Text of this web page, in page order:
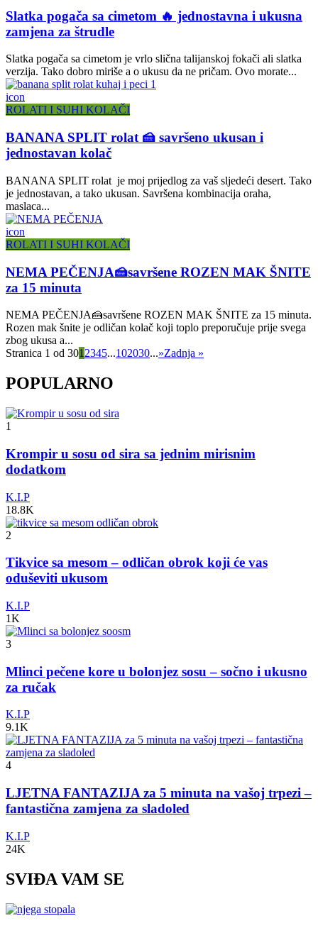
Slatka pogača sa cimetom 🔥 jednostavna i ukusna
zamjena za štrudle
Slatka pogača sa cimetom je vrlo slična talijanskoj fokači ali slatka
verzija. Tako dobro miriše a o ukusu da ne pričam. Ovo morate...
icon
ROLATI I SUHI KOLAČI
BANANA SPLIT rolat 🍰 savršeno ukusan i
jednostavan kolač
BANANA SPLIT rolat je moj prijedlog za vaš sljedeći desert. Tako
je jednostavan, a tako ukusan. Savršena kombinacija oraha,
maslaca...
icon
ROLATI I SUHI KOLAČI
NEMA PEČENJA🍰savršene ROZEN MAK ŠNITE
za 15 minuta
NEMA PEČENJA🍰savršene ROZEN MAK ŠNITE za 15 minuta.
Rozen mak šnite je odličan kolač koji toplo preporučuje prije svega
zbog ukusa a...
Stranica 1 od 301 2345...102030...»Zadnja »
POPULARNO
1
Krompir u sosu od sira sa jednim mirisnim
dodatkom
K.I.P
18.8K
2
Tikvice sa mesom – odličan obrok koji će vas
oduševiti ukusom
K.I.P
1K
3
Mlinci pečene kore u bolonjez sosu – sočno i ukusno
za ručak
K.I.P
9.1K
4
LJETNA FANTAZIJA za 5 minuta na vašoj trpezi –
fantastična zamjena za sladoled
K.I.P
24K
SVIĐA VAM SE